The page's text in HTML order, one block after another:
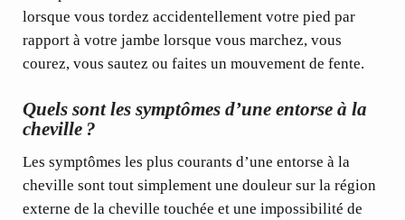
lorsque voustordezaccidentellementvotre pied par
rapport à votre jambe lorsque vous marchez, vous
courez, vous sautez ou faites un mouvement de fente.
Quels sont les symptômes d’une entorse à la
cheville ?
Les symptômes les plus courants d’une entorse à la
cheville sont tout simplement unedouleur sur la région
externe de la cheville touchée et uneimpossibilité de